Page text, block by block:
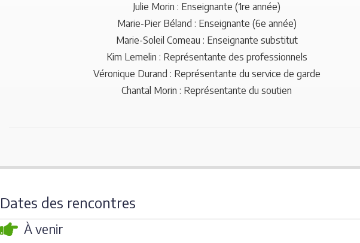
Julie Morin : Enseignante (1re année)
Marie-Pier Béland : Enseignante (6e année)
Marie-Soleil Comeau : Enseignante substitut
Kim Lemelin : Représentante des professionnels
Véronique Durand : Représentante du service de garde
Chantal Morin : Représentante du soutien
Dates des rencontres
À venir